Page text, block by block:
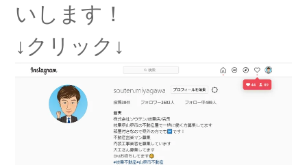
いします！
↓クリック↓